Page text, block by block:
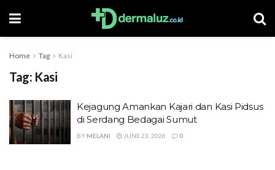
Home Tag Kasi
Tag: Kasi
Kejagung Amankan Kajari dan Kasi Pidsus
di Serdang Bedagai Sumut
BY MELANI JUNE 23, 2026 0